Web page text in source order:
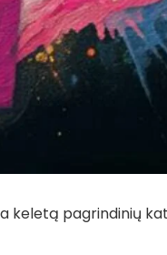
keletą pagrindinių